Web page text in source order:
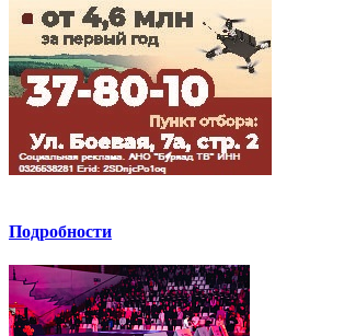
Подробности